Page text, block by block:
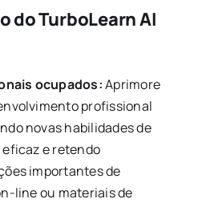
do TurboLearn AI
ocupados:Aprimore
profissional
novas habilidades de
e retendo
importantes de
line ou materiais de